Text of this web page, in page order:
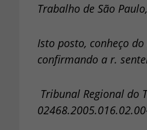
Trabalho de São
Isto posto, conheço
confirmando a r.
Tribunal Regional do